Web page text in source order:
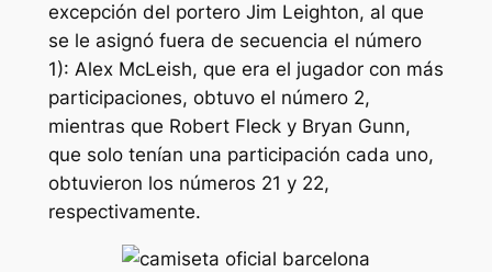
excepción del portero Jim Leighton, al que
se le asignó fuera de secuencia el número
1): Alex McLeish, que era el jugador con más
participaciones, obtuvo el número 2,
mientras que Robert Fleck y Bryan Gunn,
que solo tenían una participación cada uno,
obtuvieron los números 21 y 22,
respectivamente.